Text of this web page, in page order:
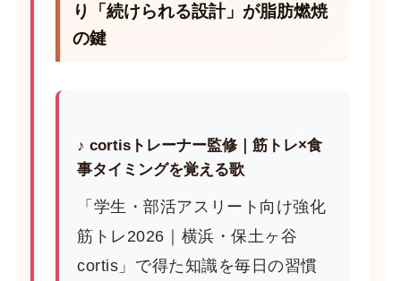
り「続けられる設計」が脂肪燃焼
の鍵
♪ cortisトレーナー監修｜筋トレ×食
事タイミングを覚える歌
「学生・部活アスリート向け強化
筋トレ2026｜横浜・保土ヶ谷
cortis」で得た知識を毎日の習慣